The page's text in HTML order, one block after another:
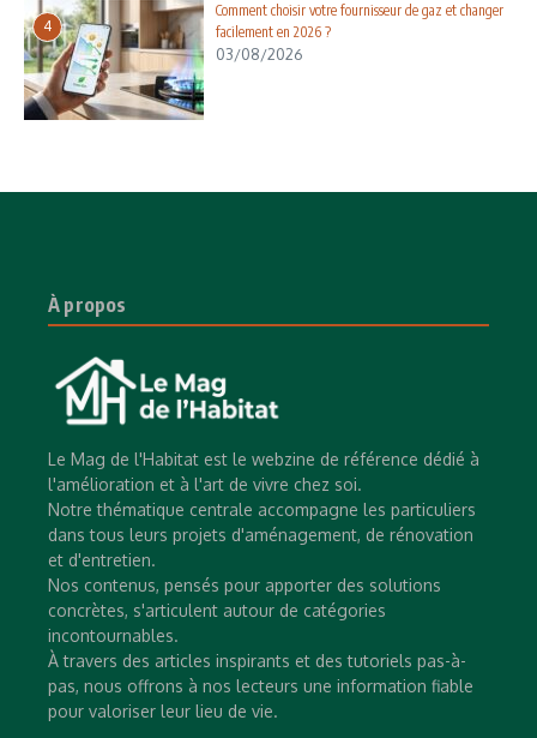
4
Comment choisir votre fournisseur de gaz et changer
facilement en 2026 ?
03/08/2026
À propos
Le Mag de l'Habitat est le webzine de référence dédié à
l'amélioration et à l'art de vivre chez soi.
Notre thématique centrale accompagne les particuliers
dans tous leurs projets d'aménagement, de rénovation
et d'entretien.
Nos contenus, pensés pour apporter des solutions
concrètes, s'articulent autour de catégories
incontournables.
À travers des articles inspirants et des tutoriels pas-à-
pas, nous offrons à nos lecteurs une information fiable
pour valoriser leur lieu de vie.